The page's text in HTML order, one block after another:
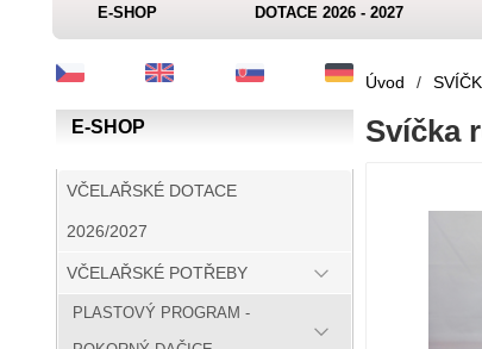
E-SHOP DOTACE 2026 - 2027
E-SHOP
VČELAŘSKÉ DOTACE
2026/2027
VČELAŘSKÉ POTŘEBY
PLASTOVÝ PROGRAM -
Úvod /
Svíčka